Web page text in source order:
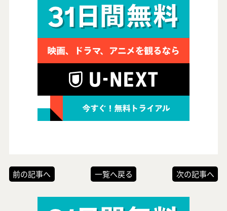
前の記事へ 一覧へ戻る 次の記事へ